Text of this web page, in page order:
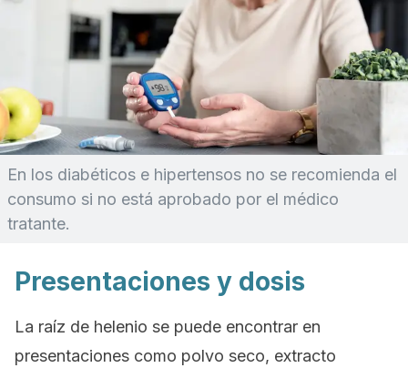
En los diabéticos e hipertensos no se recomienda el
consumo si no está aprobado por el médico
tratante.
Presentaciones y dosis
La raíz de helenio se puede encontrar en
presentaciones como polvo seco, extracto